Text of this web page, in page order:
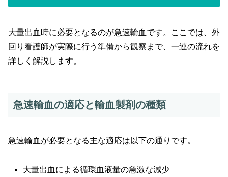
大量出血時に必要となるのが急速輸血です。ここでは、外
回り看護師が実際に行う準備から観察まで、一連の流れを
詳しく解説します。
急速輸血の適応と輸血製剤の種類
急速輸血が必要となる主な適応は以下の通りです。
大量出血による循環血液量の急激な減少